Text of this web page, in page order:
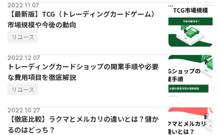
2022.11.07
【最新版】TCG（トレーディングカードゲーム）
市場規模や今後の動向
リユース
2022.12.07
トレーディングカードショップの開業手順や必要
な費用項目を徹底解説
リユース
2022.10.27
【徹底比較】ラクマとメルカリの違いとは？儲か
るのはどっち？